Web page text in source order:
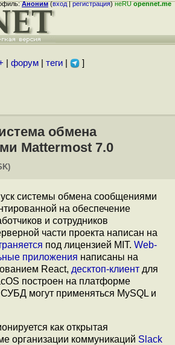
Аноним(вход|регистрация)неRUopennet.me
форум| теги| ]
обмена
Mattermost 7.0
системы обмена сообщениями
на обеспечение
и сотрудников
части проекта написан на
под лицензией MIT. Web-
приложения написаны на
React, десктоп-клиент для
построен на платформе
могут применяться MySQL и
как открытая
организации коммуникаций Slack